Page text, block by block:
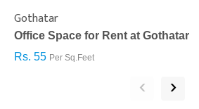
Gothatar
Office Space for Rent at Gothatar
Rs. 55 Per Sq.Feet
‹ ›